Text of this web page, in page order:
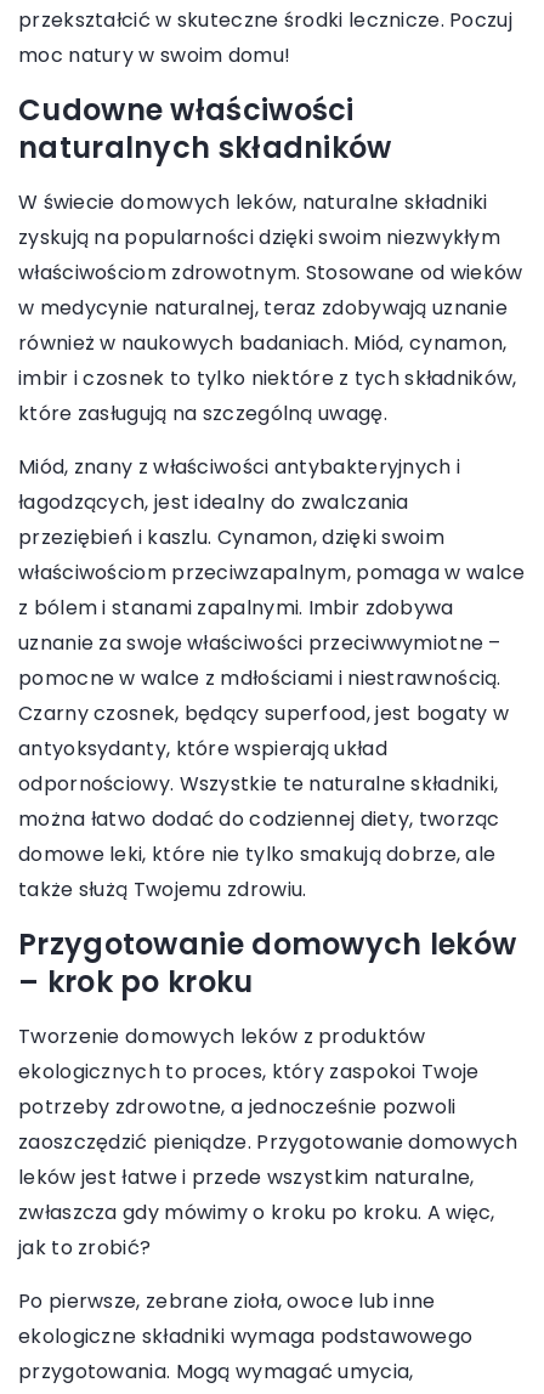
przekształcić w skuteczne środki lecznicze. Poczuj
moc natury w swoim domu!
Cudowne właściwości
naturalnych składników
W świecie domowych leków, naturalne składniki
zyskują na popularności dzięki swoim niezwykłym
właściwościom zdrowotnym. Stosowane od wieków
w medycynie naturalnej, teraz zdobywają uznanie
również w naukowych badaniach. Miód, cynamon,
imbir i czosnek to tylko niektóre z tych składników,
które zasługują na szczególną uwagę.
Miód, znany z właściwości antybakteryjnych i
łagodzących, jest idealny do zwalczania
przeziębień i kaszlu. Cynamon, dzięki swoim
właściwościom przeciwzapalnym, pomaga w walce
z bólem i stanami zapalnymi. Imbir zdobywa
uznanie za swoje właściwości przeciwwymiotne –
pomocne w walce z mdłościami i niestrawnością.
Czarny czosnek, będący superfood, jest bogaty w
antyoksydanty, które wspierają układ
odpornościowy. Wszystkie te naturalne składniki,
można łatwo dodać do codziennej diety, tworząc
domowe leki, które nie tylko smakują dobrze, ale
także służą Twojemu zdrowiu.
Przygotowanie domowych leków
– krok po kroku
Tworzenie domowych leków z produktów
ekologicznych to proces, który zaspokoi Twoje
potrzeby zdrowotne, a jednocześnie pozwoli
zaoszczędzić pieniądze. Przygotowanie domowych
leków jest łatwe i przede wszystkim naturalne,
zwłaszcza gdy mówimy o kroku po kroku. A więc,
jak to zrobić?
Po pierwsze, zebrane zioła, owoce lub inne
ekologiczne składniki wymaga podstawowego
przygotowania. Mogą wymagać umycia,